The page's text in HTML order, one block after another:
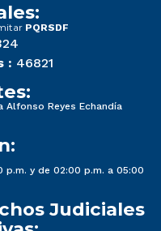
PQRSDF
: 46821
Alfonso Reyes Echandía
p.m. y de 02:00 p.m. a 05:00
Judiciales